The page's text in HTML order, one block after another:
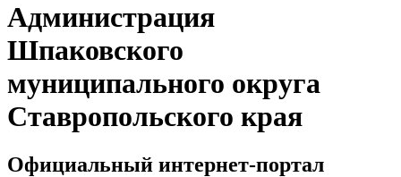
Администрация
Шпаковского
муниципального округа
Ставропольского края
Официальный интернет-портал